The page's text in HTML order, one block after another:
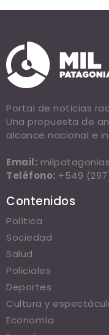
Portal de noticias
Una propuesta de
alcance nacional e
Email:
Teléfono: +549
Contenidos
Política
Sociedad
Salud
Policiales
Deportes
Cultura y
Economía